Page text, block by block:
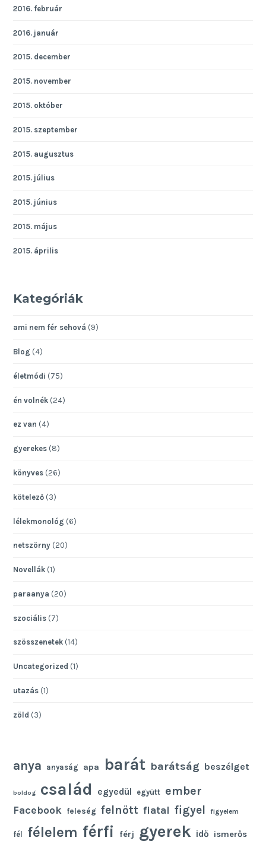
2016. február
2016. január
2015. december
2015. november
2015. október
2015. szeptember
2015. augusztus
2015. július
2015. június
2015. május
2015. április
Kategóriák
ami nem fér sehová (9)
Blog (4)
életmódi (75)
én volnék (24)
ez van (4)
gyerekes (8)
könyves (26)
kötelező (3)
lélekmonológ (6)
netszörny (20)
Novellák (1)
paraanya (20)
szociális (7)
szösszenetek (14)
Uncategorized (1)
utazás (1)
zöld (3)
anya anyaság apa barát barátság beszélget
boldog család egyedül együtt ember
Facebook feleség felnőtt fiatal figyel figyelem
fél félelem férfi férj gyerek idő ismerős